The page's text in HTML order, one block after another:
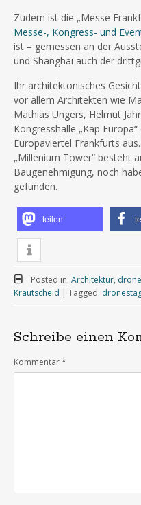
Zudem ist die „Messe
Messe-, Kongress- und
ist – gemessen an der
und Shanghai auch der
Ihr architektonisches
vor allem Architekten wie
Mathias Ungers, Helmut
Kongresshalle „Kap
Europaviertel Frankfurts
„Millenium Tower“ besteht
Baugenehmigung, noch
gefunden.
teilen
Posted in: Architektur,
Krautscheid | Tagged:
Schreibe einen
Kommentar*